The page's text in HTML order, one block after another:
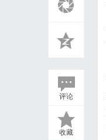
评论
收藏